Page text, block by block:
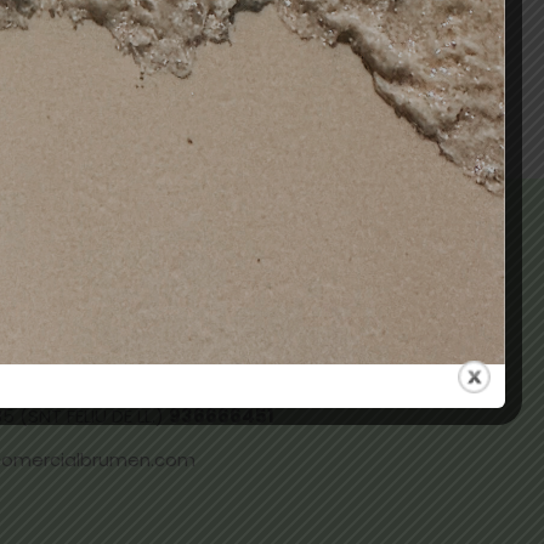
Añadir al carrito
(TERRASSA)
(TERRASSA)937359169
(SNT FELIU DE LL.)936666451